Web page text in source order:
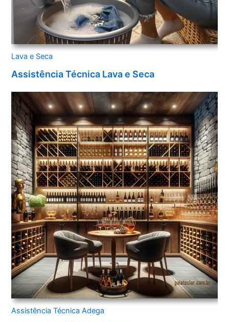
Lava e Seca
Assistência Técnica Lava e Seca
Assistência Técnica Adega